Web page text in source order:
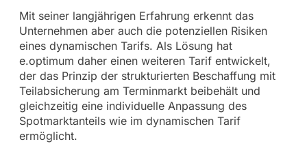
Mit seiner langjährigen Erfahrung erkennt das
Unternehmen aber auch die potenziellen Risiken
eines dynamischen Tarifs. Als Lösung hat
e.optimum daher einen weiteren Tarif entwickelt,
der das Prinzip der strukturierten Beschaffung mit
Teilabsicherung am Terminmarkt beibehält und
gleichzeitig eine individuelle Anpassung des
Spotmarktanteils wie im dynamischen Tarif
ermöglicht.